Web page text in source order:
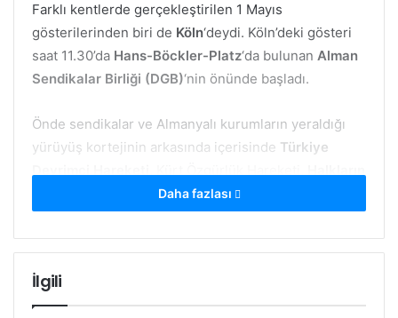
Farklı kentlerde gerçekleştirilen 1 Mayıs
gösterilerinden biri de Köln‘deydi. Köln’deki gösteri
saat 11.30’da Hans-Böckler-Platz‘da bulunan Alman
Sendikalar Birliği (DGB)‘nin önünde başladı.
Önde sendikalar ve Almanyalı kurumların yeraldığı
yürüyüş kortejinin arkasında içerisinde Türkiye
Birleşik Devrim Hareketive Alman devrimci
gruplarının yeraldığı Devrimci 1 Mayıs korteji yeraldı.
Devrimci 1 Mayıs kortejinin önünde yeralan ses
yapıldı. Günün anlamına ve mücadeleye dair çeşitli
sloganlar atıldı.
Daha fazlası
İlgili